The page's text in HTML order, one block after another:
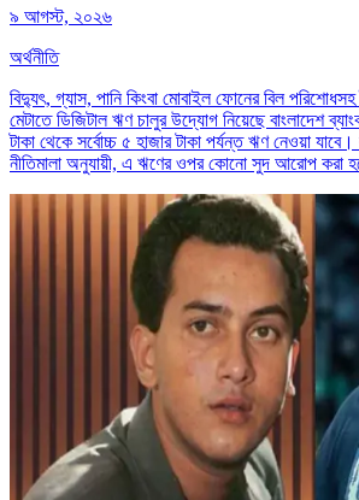
৯ আগস্ট, ২০২৬
অর্থনীতি
বিদ্যুৎ, গ্যাস, পানি কিংবা মোবাইল ফোনের বিল
মেটাতে ডিজিটাল ঋণ চালুর উদ্যোগ নিয়েছে বাংলাদেশ
টাকা থেকে সর্বোচ্চ ৫ হাজার টাকা পর্যন্ত ঋণ নেওয়া যাবে।
নীতিমালা অনুযায়ী, এ ঋণের ওপর কোনো সুদ আরোপ করা